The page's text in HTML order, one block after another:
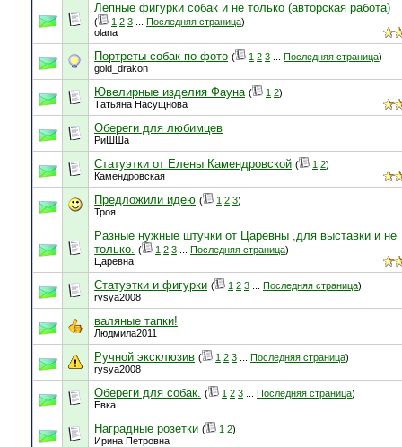
Лепные фигурки собак и не только (авторская работа)
( 1 2 3 Последняя страница)
olana
Портреты собак по фото ( 1 2 3 Последняя страница)
gold_drakon
Ювелирные изделия Фауна ( 1 2)
Татьяна Насущнова
Обереги для любимцев
РиШШа
Статуэтки от Елены Камендровской ( 1 2)
Камендровская
Предложили идею ( 1 2 3)
Троя
Разные нужные штучки от Царевны ,для выставки и не
только. ( 1 2 3 Последняя страница)
Царевна
Статуэтки и фигурки ( 1 2 3 Последняя страница)
rysya2008
валяные тапки!
Людмила2011
Ручной эксклюзив ( 1 2 3 Последняя страница)
rysya2008
Обереги для собак. ( 1 2 3 Последняя страница)
Евка
Наградные розетки ( 1 2)
Ирина Петровна